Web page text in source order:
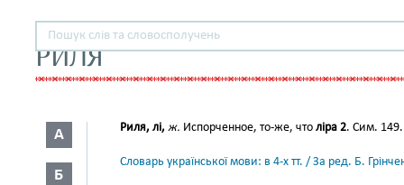
РИЛЯ
А
Б
Риля, лі, ж. Испорченное, то-же, что ліра 2. Сим. 149.
Словарь української мови: в 4-х тт. / За ред. Б.